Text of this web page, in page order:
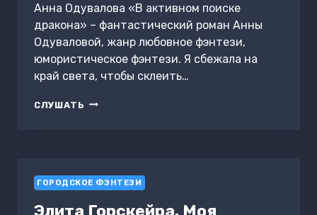
Анна Одувалова «В активном поиске
дракона» – фантастический роман Анны
Одуваловой, жанр любовное фэнтези,
юмористическое фэнтези. Я сбежала на
край света, чтобы склеить…
СЛУШАТЬ В
ГОРОДСКОЕ ФЭНТЕЗИ
Элита Горскейра. Моя